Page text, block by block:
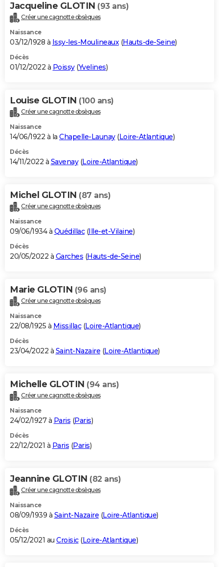
Jacqueline GLOTIN (93 ans)
Créer une cagnotte obsèques
Naissance
03/12/1928 à Issy-les-Moulineaux(Hauts-de-Seine)
Décès
01/12/2022 à Poissy(Yvelines)
Louise GLOTIN (100 ans)
Créer une cagnotte obsèques
Naissance
14/06/1922 à la Chapelle-Launay(Loire-Atlantique)
Décès
14/11/2022 à Savenay(Loire-Atlantique)
Michel GLOTIN (87 ans)
Créer une cagnotte obsèques
Naissance
09/06/1934 à Quédillac(Ille-et-Vilaine)
Décès
20/05/2022 à Garches (Hauts-de-Seine)
Marie GLOTIN (96 ans)
Créer une cagnotte obsèques
Naissance
22/08/1925 à Missillac(Loire-Atlantique)
Décès
23/04/2022 à Saint-Nazaire (Loire-Atlantique)
Michelle GLOTIN (94 ans)
Créer une cagnotte obsèques
Naissance
24/02/1927 à Paris (Paris)
Décès
22/12/2021 à Paris (Paris)
Jeannine GLOTIN (82 ans)
Créer une cagnotte obsèques
Naissance
08/09/1939 à Saint-Nazaire (Loire-Atlantique)
Décès
05/12/2021 au Croisic(Loire-Atlantique)